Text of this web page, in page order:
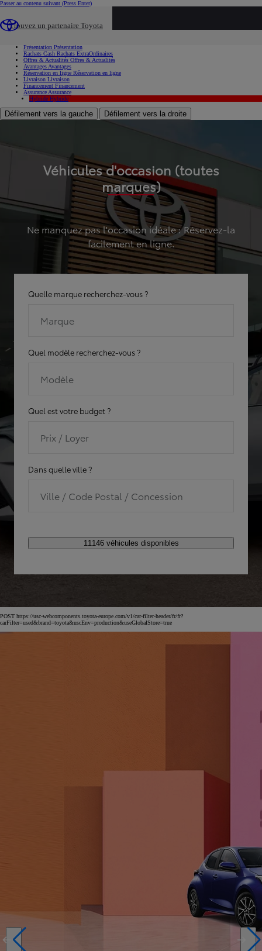
Passer au contenu suivant (Press Enter)
Trouvez un partenaire Toyota
Présentation Présentation
Rachats Cash Rachats ExtraOrdinaires
Offres & Actualités Offres & Actualités
Avantages Avantages
Réservation en ligne Réservation en ligne
Livraison Livraison
Financement Financement
Assurance Assurance
Hybride Hybride
Défilement vers la gauche Défilement vers la droite
Véhicules d'occasion (toutes
marques)
Ne manquez pas l'occasion idéale : Réservez-la
facilement en ligne.
Quelle marque recherchez-vous ?
Marque
Quel modèle recherchez-vous ?
Modèle
Quel est votre budget ?
Prix / Loyer
Dans quelle ville ?
Ville / Code Postal / Concession
11146 véhicules disponibles
POST https://usc-webcomponents.toyota-europe.com/v1/car-filter-header/fr/fr?
carFilter=used&brand=toyota&uscEnv=production&useGlobalStore=true